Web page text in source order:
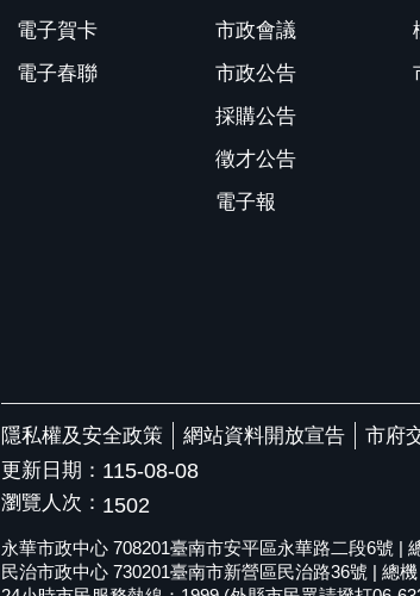
電子賀卡
電子春聯
市政會議
市政公告
採購公告
徵才公告
電子報
隱私權及安全政策 網站資料開放宣告
市府
更新日期： 115-08-08
瀏覽人次： 1502
永華市政中心 708201臺南市安平區永華路二段6號 |
民治市政中心 730201臺南市新營區民治路36號 | 總